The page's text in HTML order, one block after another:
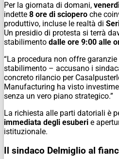
Per la giornata di domani,
indette 8 ore di sciopero che
produttivo, incluse le realtà di
Un presidio di protesta si terrà
stabilimento dalle ore 9:00 alle
“La procedura non offre
stabilimento – accusano i
concreto rilancio per
Manufacturing ha visto
senza un vero piano strategico.”
La richiesta alle parti datoriali è
immediata degli esuberi e
istituzionale.
Il sindaco Delmiglio al